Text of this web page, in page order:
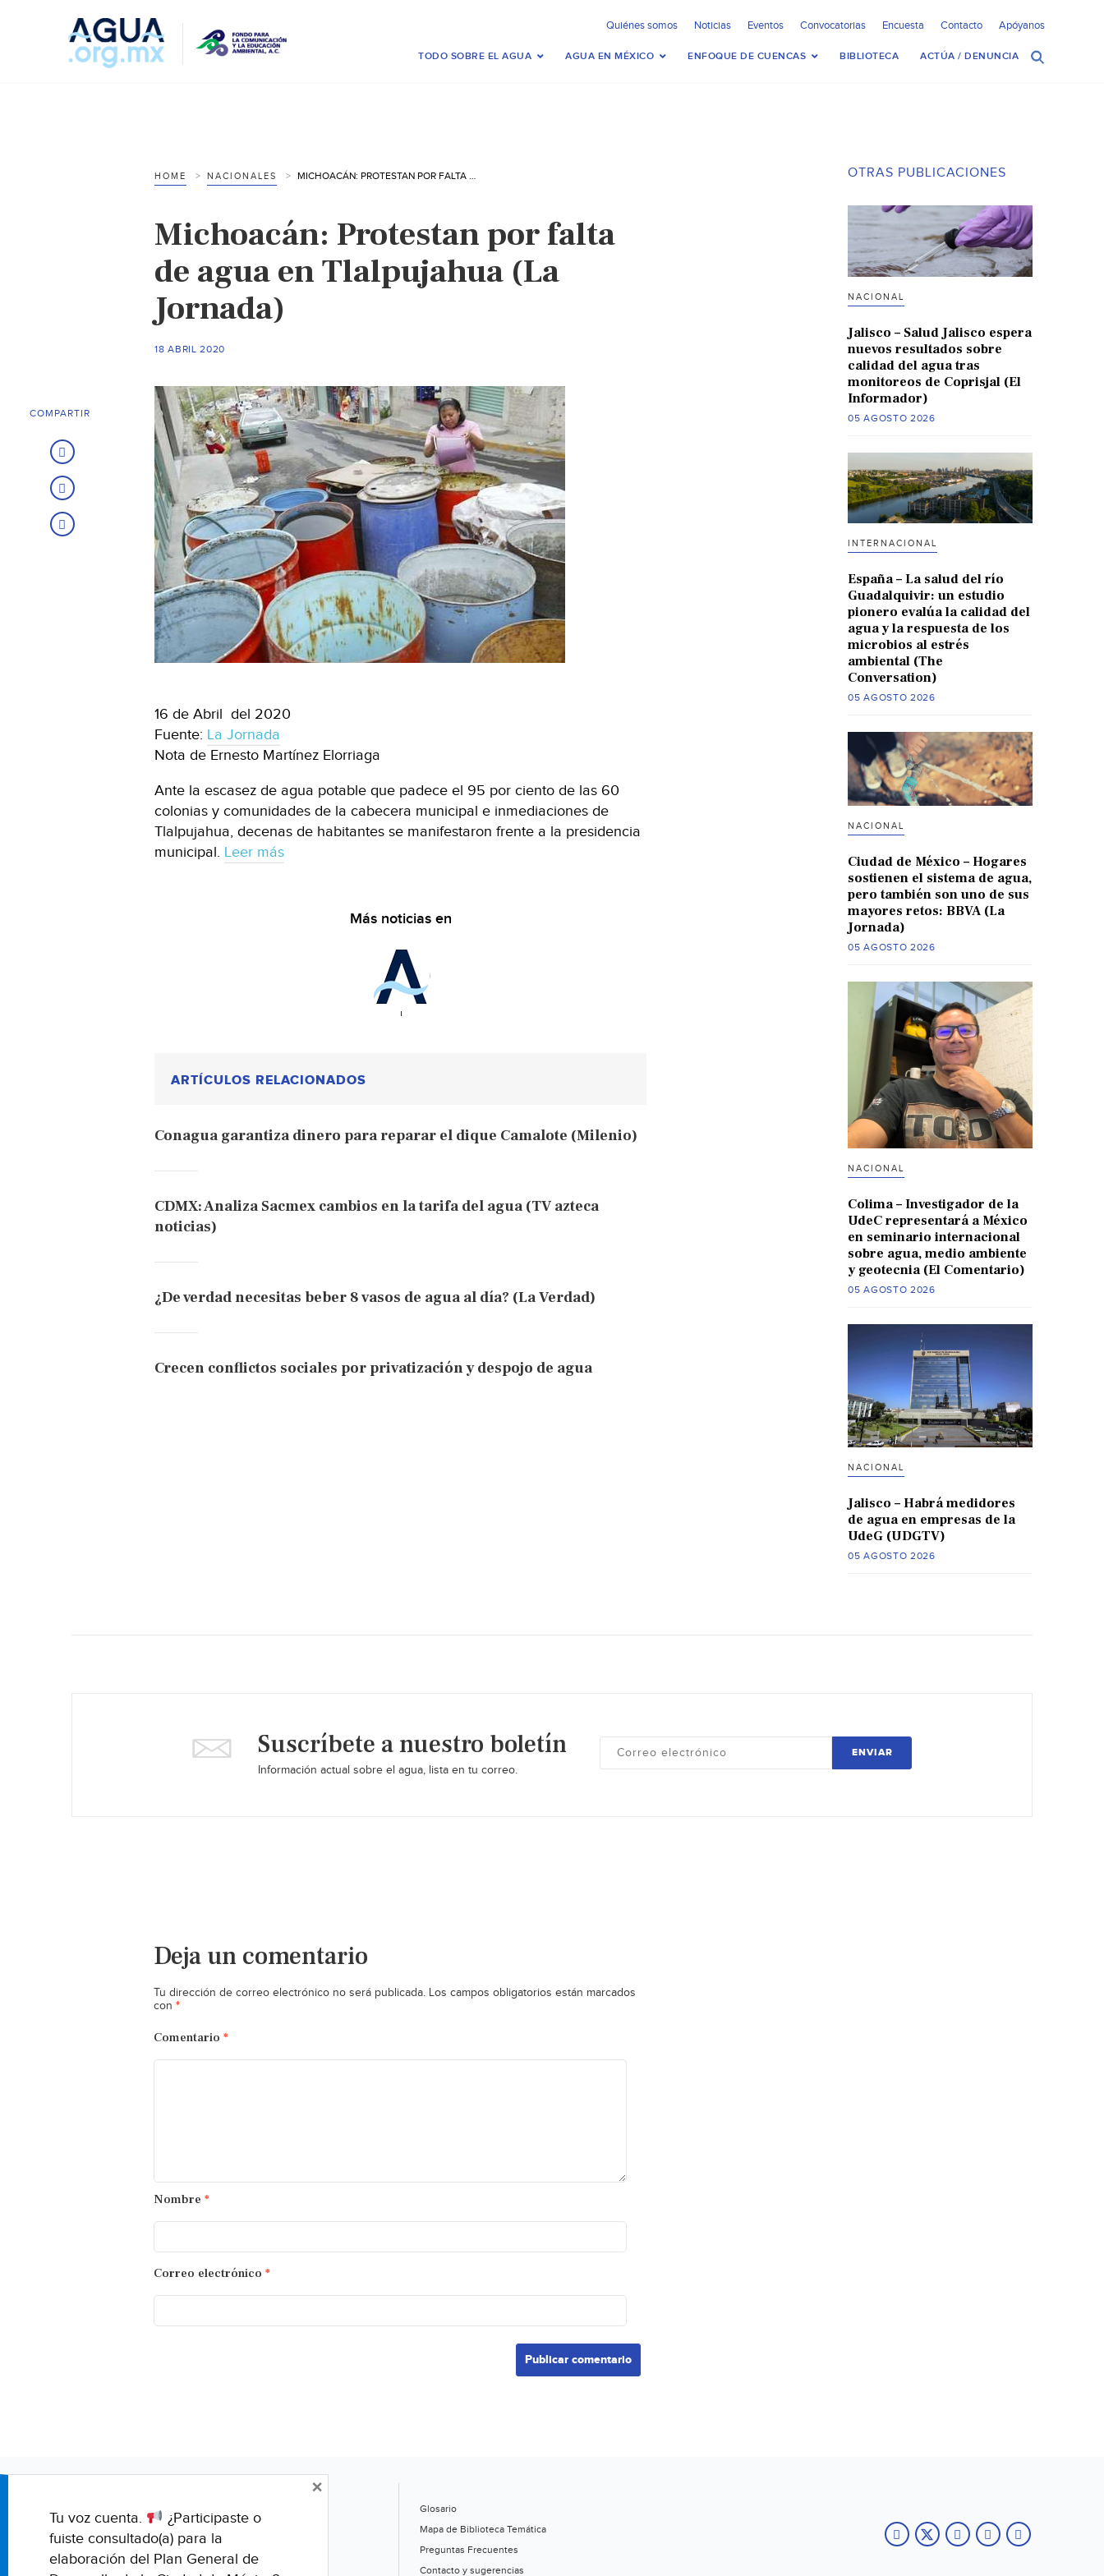
Quiénes somos Noticias Eventos Convocatorias Encuesta Contacto Apóyanos
TODO SOBRE EL AGUA AGUA EN MÉXICO ENFOQUE DE CUENCAS BIBLIOTECA ACTÚA / DENUNCIA
HOME NACIONALES MICHOACÁN: PROTESTAN POR FALTA DE AGUA EN TLALPUJAHUA (LA JORNADA)
Michoacán: Protestan por falta
de agua en Tlalpujahua (La
Jornada)
18 ABRIL 2020
16 de Abril del 2020
Fuente: La Jornada
Nota de Ernesto Martínez Elorriaga
Ante la escasez de agua potable que padece el 95 por ciento de las 60
colonias y comunidades de la cabecera municipal e inmediaciones de
Tlalpujahua, decenas de habitantes se manifestaron frente a la presidencia
municipal. Leer más
Más noticias en
ARTÍCULOS RELACIONADOS
Conagua garantiza dinero para reparar el dique Camalote (Milenio)
CDMX: Analiza Sacmex cambios en la tarifa del agua (TV azteca
noticias)
¿De verdad necesitas beber 8 vasos de agua al día? (La Verdad)
Crecen conflictos sociales por privatización y despojo de agua
COMPARTIR
OTRAS PUBLICACIONES
NACIONAL
Jalisco – Salud Jalisco espera
nuevos resultados sobre
calidad del agua tras
monitoreos de Coprisjal (El
Informador)
05 AGOSTO 2026
INTERNACIONAL
España – La salud del río
Guadalquivir: un estudio
pionero evalúa la calidad del
agua y la respuesta de los
microbios al estrés
ambiental (The
Conversation)
05 AGOSTO 2026
NACIONAL
Ciudad de México – Hogares
sostienen el sistema de agua,
pero también son uno de sus
mayores retos: BBVA (La
Jornada)
05 AGOSTO 2026
NACIONAL
Colima – Investigador de la
UdeC representará a México
en seminario internacional
sobre agua, medio ambiente
y geotecnia (El Comentario)
05 AGOSTO 2026
NACIONAL
Jalisco – Habrá medidores
de agua en empresas de la
UdeG (UDGTV)
05 AGOSTO 2026
Suscríbete a nuestro boletín
Información actual sobre el agua, lista en tu correo.
ENVIAR
Deja un comentario
Tu dirección de correo electrónico no será publicada. Los campos obligatorios están marcados
con *
Comentario *
Nombre *
Correo electrónico *
Glosario
Mapa de Biblioteca Temática
Preguntas Frecuentes
Contacto y sugerencias
Tu voz cuenta.
¿Participaste o
fuiste consultado(a) para la
elaboración del Plan General de
×